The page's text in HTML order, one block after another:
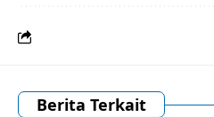
Berita Terkait